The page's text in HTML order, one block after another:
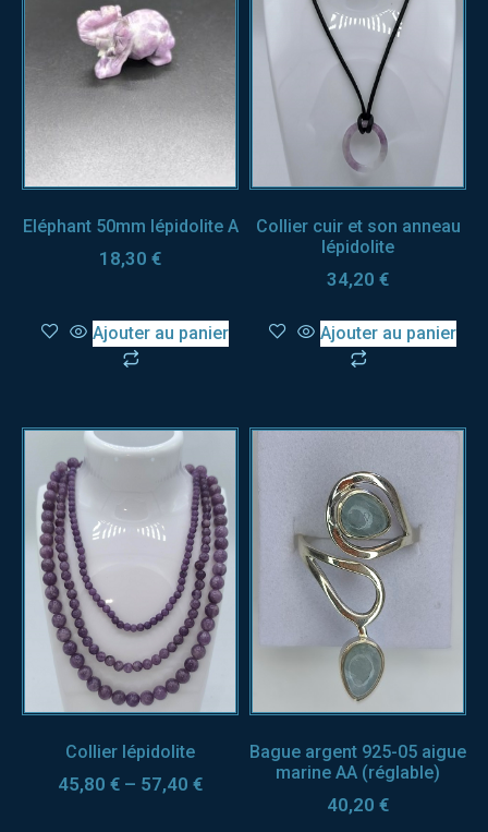
Eléphant 50mm lépidolite A
18,30 €
Ajouter au panier
Collier cuir et son anneau
lépidolite
34,20 €
Ajouter au panier
Collier lépidolite
45,80 € – 57,40 €
Bague argent 925-05 aigue
marine AA (réglable)
40,20 €